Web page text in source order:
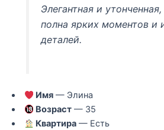
Элегантная и
полна ярких моментов и
деталей.
Имя — Элина
Возраст — 35
Квартира — Есть